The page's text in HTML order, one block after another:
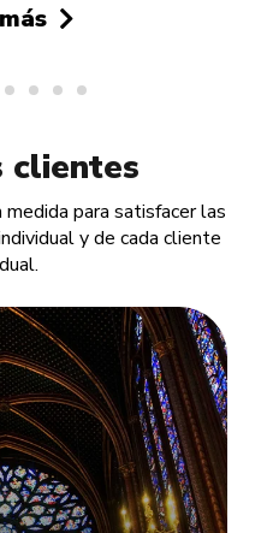
clientes
para satisfacer las
y de cada cliente